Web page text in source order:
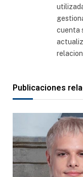
cuenta
Publicaciones